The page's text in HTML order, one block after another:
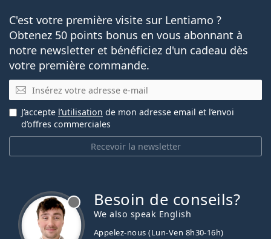
C'est votre première visite sur Lentiamo ?
Obtenez 50 points bonus en vous abonnant à
notre newsletter et bénéficiez d'un cadeau dès
votre première commande.
E-mail
Recevoir la newsletter
J’accepte l’utilisation de mon adresse email et l’envoi
d’offres commerciales
Besoin de conseils?
We also speak English
Appelez-nous (Lun-Ven 8h30-16h)